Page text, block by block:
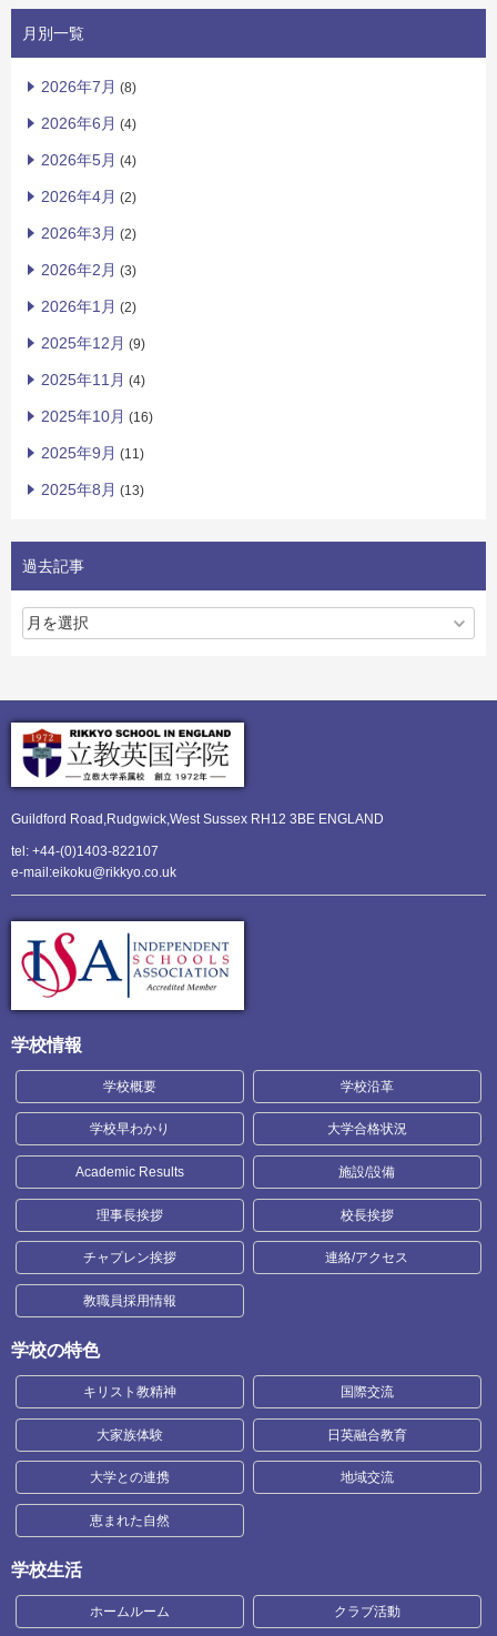
月別一覧
2026年7月 (8)
2026年6月 (4)
2026年5月 (4)
2026年4月 (2)
2026年3月 (2)
2026年2月 (3)
2026年1月 (2)
2025年12月 (9)
2025年11月 (4)
2025年10月 (16)
2025年9月 (11)
2025年8月 (13)
過去記事
Guildford Road,Rudgwick,West Sussex RH12 3BE ENGLAND
tel: +44-(0)1403-822107
e-mail:eikoku@rikkyo.co.uk
学校情報
学校概要 学校沿革
学校早わかり 大学合格状況
Academic Results 施設/設備
理事長挨拶 校長挨拶
チャプレン挨拶 連絡/アクセス
教職員採用情報
学校の特色
キリスト教精神 国際交流
大家族体験 日英融合教育
大学との連携 地域交流
恵まれた自然
学校生活
ホームルーム クラブ活動